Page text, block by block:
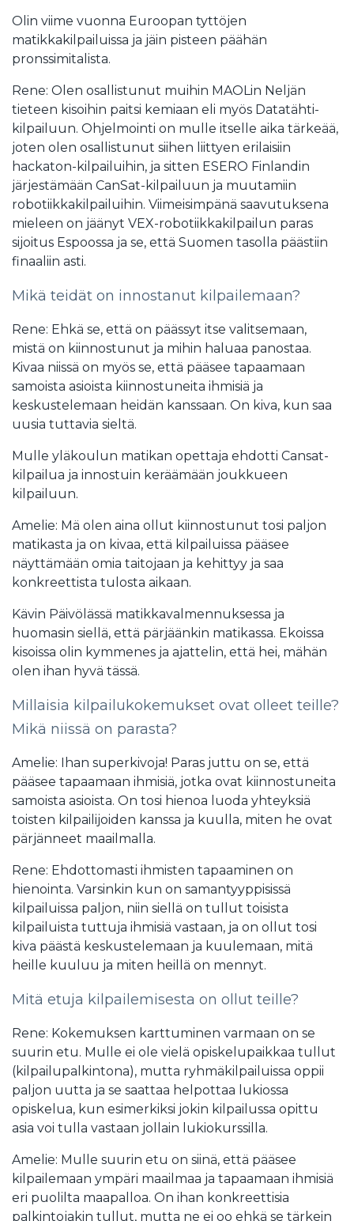
Olin viime vuonna Euroopan tyttöjen
matikkakilpailuissa ja jäin pisteen päähän
pronssimitalista.
Rene: Olen osallistunut muihin MAOLin Neljän
tieteen kisoihin paitsi kemiaan eli myös Datatähti-
kilpailuun. Ohjelmointi on mulle itselle aika tärkeää,
joten olen osallistunut siihen liittyen erilaisiin
hackaton-kilpailuihin, ja sitten ESERO Finlandin
järjestämään CanSat-kilpailuun ja muutamiin
robotiikkakilpailuihin. Viimeisimpänä saavutuksena
mieleen on jäänyt VEX-robotiikkakilpailun paras
sijoitus Espoossa ja se, että Suomen tasolla päästiin
finaaliin asti.
Mikä teidät on innostanut kilpailemaan?
Rene: Ehkä se, että on päässyt itse valitsemaan,
mistä on kiinnostunut ja mihin haluaa panostaa.
Kivaa niissä on myös se, että pääsee tapaamaan
samoista asioista kiinnostuneita ihmisiä ja
keskustelemaan heidän kanssaan. On kiva, kun saa
uusia tuttavia sieltä.
Mulle yläkoulun matikan opettaja ehdotti Cansat-
kilpailua ja innostuin keräämään joukkueen
kilpailuun.
Amelie: Mä olen aina ollut kiinnostunut tosi paljon
matikasta ja on kivaa, että kilpailuissa pääsee
näyttämään omia taitojaan ja kehittyy ja saa
konkreettista tulosta aikaan.
Kävin Päivölässä matikkavalmennuksessa ja
huomasin siellä, että pärjäänkin matikassa. Ekoissa
kisoissa olin kymmenes ja ajattelin, että hei, mähän
olen ihan hyvä tässä.
Millaisia kilpailukokemukset ovat olleet teille?
Mikä niissä on parasta?
Amelie: Ihan superkivoja! Paras juttu on se, että
pääsee tapaamaan ihmisiä, jotka ovat kiinnostuneita
samoista asioista. On tosi hienoa luoda yhteyksiä
toisten kilpailijoiden kanssa ja kuulla, miten he ovat
pärjänneet maailmalla.
Rene: Ehdottomasti ihmisten tapaaminen on
hienointa. Varsinkin kun on samantyyppisissä
kilpailuissa paljon, niin siellä on tullut toisista
kilpailuista tuttuja ihmisiä vastaan, ja on ollut tosi
kiva päästä keskustelemaan ja kuulemaan, mitä
heille kuuluu ja miten heillä on mennyt.
Mitä etuja kilpailemisesta on ollut teille?
Rene: Kokemuksen karttuminen varmaan on se
suurin etu. Mulle ei ole vielä opiskelupaikkaa tullut
(kilpailupalkintona), mutta ryhmäkilpailuissa oppii
paljon uutta ja se saattaa helpottaa lukiossa
opiskelua, kun esimerkiksi jokin kilpailussa opittu
asia voi tulla vastaan jollain lukiokurssilla.
Amelie: Mulle suurin etu on siinä, että pääsee
kilpailemaan ympäri maailmaa ja tapaamaan ihmisiä
eri puolilta maapalloa. On ihan konkreettisia
palkintojakin tullut, mutta ne ei oo ehkä se tärkein